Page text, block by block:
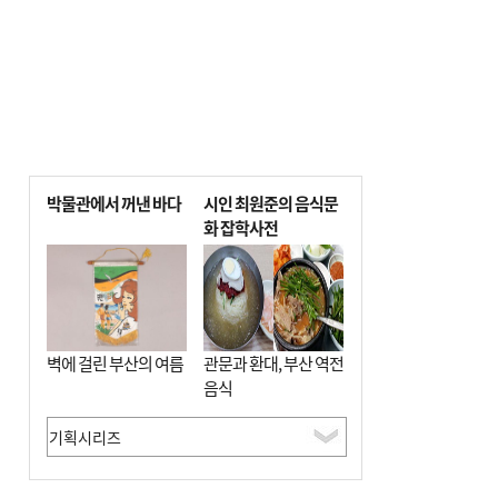
박물관에서 꺼낸 바다
벽에 걸린 부산의 여름
시인 최원준의 음식문
화 잡학사전
관문과 환대, 부산 역전
음식